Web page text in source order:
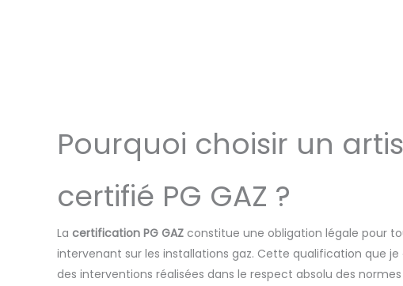
Pourquoi choisir un
certifié PG GAZ ?
La certification PG GAZ constitue une obligation légale pour
intervenant sur les installations gaz. Cette qualification que
des interventions réalisées dans le respect absolu des